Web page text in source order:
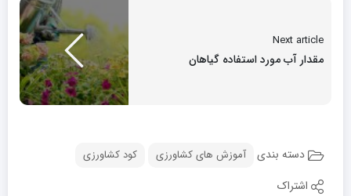
Next article
مقدار آب مورد استفاده گیاهان
دسته بندی آموزش های کشاورزی کود کشاورزی
اشتراک